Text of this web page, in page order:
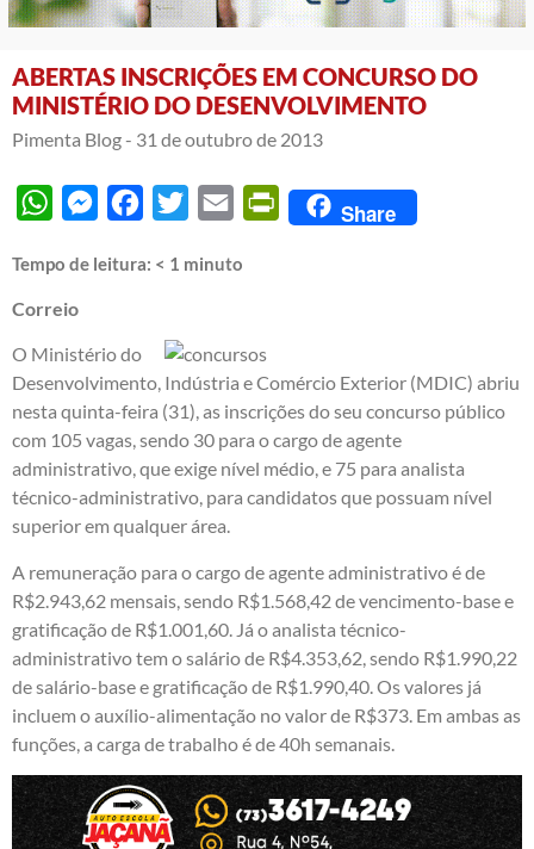
ABERTAS INSCRIÇÕES EM CONCURSO DO
MINISTÉRIO DO DESENVOLVIMENTO
Pimenta Blog - 31 de outubro de 2013
WhatsAppMessengerFacebook
Twitter Email PrintFriendly
Share
Tempo de leitura: < 1 minuto
Correio
O Ministério do
Desenvolvimento, Indústria e Comércio Exterior (MDIC) abriu
nesta quinta-feira (31), as inscrições do seu concurso público
com 105 vagas, sendo 30 para o cargo de agente
administrativo, que exige nível médio, e 75 para analista
técnico-administrativo, para candidatos que possuam nível
superior em qualquer área.
A remuneração para o cargo de agente administrativo é de
R$2.943,62 mensais, sendo R$1.568,42 de vencimento-base e
gratificação de R$1.001,60. Já o analista técnico-
administrativo tem o salário de R$4.353,62, sendo R$1.990,22
de salário-base e gratificação de R$1.990,40. Os valores já
incluem o auxílio-alimentação no valor de R$373. Em ambas as
funções, a carga de trabalho é de 40h semanais.